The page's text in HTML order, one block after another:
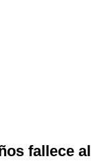
fallece al